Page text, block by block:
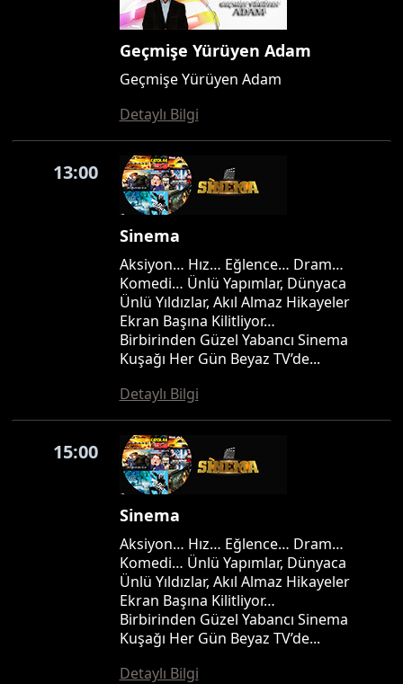
Geçmişe Yürüyen Adam
Geçmişe Yürüyen Adam
Detaylı Bilgi
13:00
Sinema
Aksiyon… Hız… Eğlence… Dram…
Komedi… Ünlü Yapımlar, Dünyaca
Ünlü Yıldızlar, Akıl Almaz Hikayeler
Ekran Başına Kilitliyor…
Birbirinden Güzel Yabancı Sinema
Kuşağı Her Gün Beyaz TV’de...
Detaylı Bilgi
15:00
Sinema
Aksiyon… Hız… Eğlence… Dram…
Komedi… Ünlü Yapımlar, Dünyaca
Ünlü Yıldızlar, Akıl Almaz Hikayeler
Ekran Başına Kilitliyor…
Birbirinden Güzel Yabancı Sinema
Kuşağı Her Gün Beyaz TV’de...
Detaylı Bilgi